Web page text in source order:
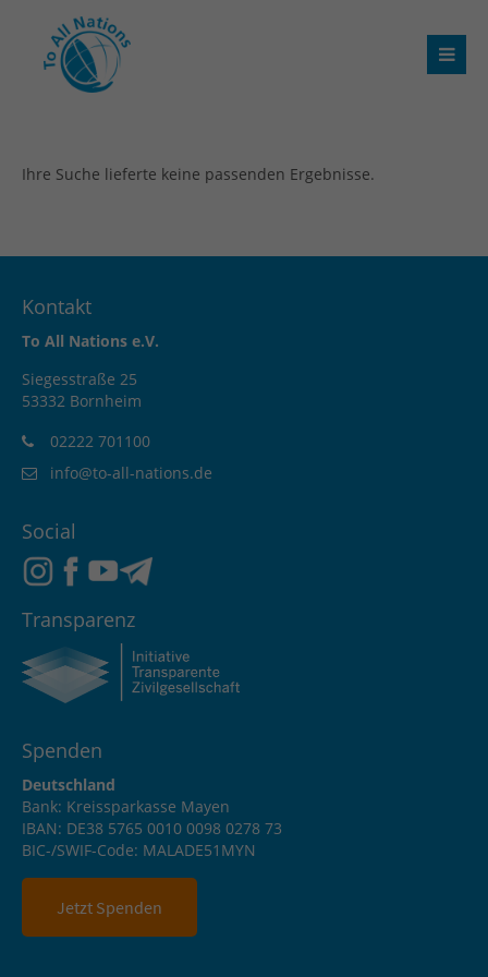
Ihre Suche lieferte keine passenden Ergebnisse.
Kontakt
To All Nations e.V.
Siegesstraße 25
53332 Bornheim
02222 701100
info@to-all-nations.de
Social
Transparenz
Spenden
Deutschland
Bank: Kreissparkasse Mayen
IBAN: DE38 5765 0010 0098 0278 73
BIC-/SWIF-Code: MALADE51MYN
Jetzt Spenden